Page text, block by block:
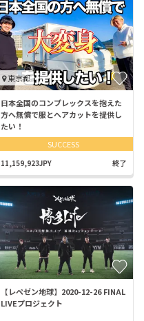
東京都
日本全国のコンプレックスを抱えた
方へ無償で服とヘアカットを提供し
たい！
SUCCESS
11,159,923JPY 終了
【レペゼン地球】2020-12-26 FINAL
LIVEプロジェクト